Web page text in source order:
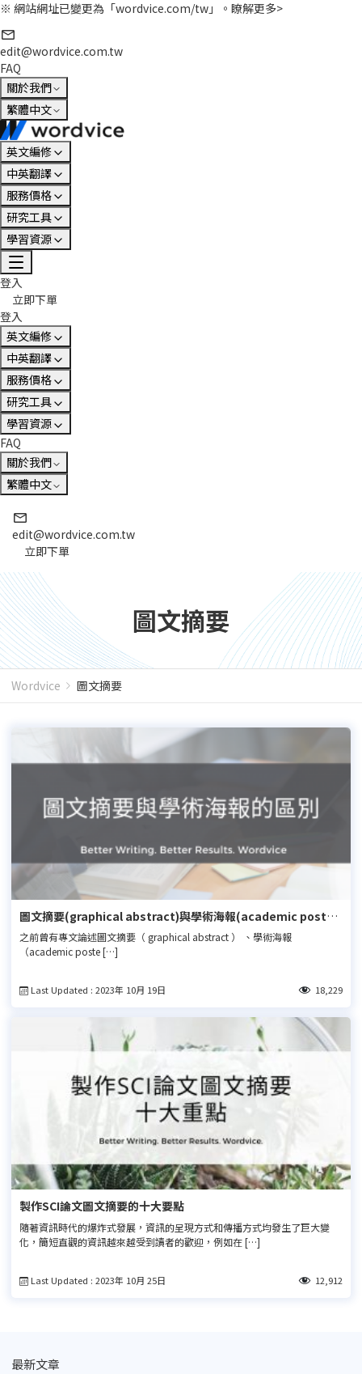
※ 網站網址已變更為「wordvice.com/tw」。 瞭解更多>
edit@wordvice.com.tw
FAQ
關於我們
繁體中文
英文編修
中英翻譯
服務價格
研究工具
學習資源
登入
立即下單
登入
英文編修
中英翻譯
服務價格
研究工具
學習資源
FAQ
關於我們
繁體中文
edit@wordvice.com.tw
立即下單
圖文摘要
Wordvice 圖文摘要
圖文摘要(graphical abstract)與學術海報(academic poster)
的區別
之前曾有專文論述圖文摘要（ graphical abstract ） 、學術海報
（academic poste […]
Last Updated : 2023年 10月 19日 18,229
製作SCI論文圖文摘要的十大要點
隨著資訊時代的爆炸式發展，資訊的呈現方式和傳播方式均發生了巨大變
化，簡短直觀的資訊越來越受到讀者的歡迎，例如在 […]
Last Updated : 2023年 10月 25日 12,912
最新文章